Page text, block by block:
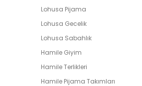
Lohusa Pijama
Lohusa Gecelik
Lohusa Sabahlık
Hamile Giyim
Hamile Terlikleri
Hamile Pijama Takımları